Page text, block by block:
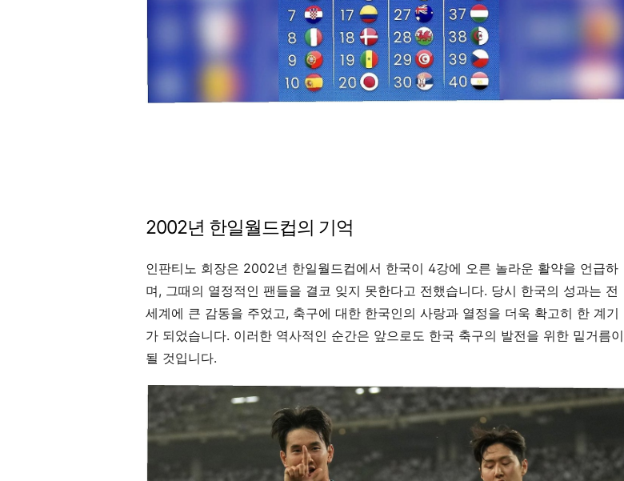
2002년 한일월드컵의 기억
인판티노 회장은 2002년 한일월드컵에서 한국이 4강에 오른 놀라운 활약을 언급하
며, 그때의 열정적인 팬들을 결코 잊지 못한다고 전했습니다. 당시 한국의 성과는 전
세계에 큰 감동을 주었고, 축구에 대한 한국인의 사랑과 열정을 더욱 확고히 한 계기
가 되었습니다. 이러한 역사적인 순간은 앞으로도 한국 축구의 발전을 위한 밑거름이
될 것입니다.